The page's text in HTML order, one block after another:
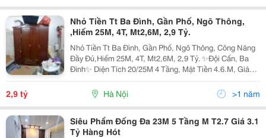
Nhỏ Tiền Tt Ba Đình, Gần Phố, Ngõ Thông,
,Hiếm 25M, 4T, Mt2,6M, 2,9 Tỷ.
Nhỏ Tiền Tt Ba Đình, Gần Phố, Ngõ Thông, Công Năng
Đầy Đủ,Hiếm 25M, 4T, Mt2,6M, 2,9 Tỷ. ✨Đội Cấn, Ba
Đình✨ Diện Tích 20/25M 4 Tầng, Mặt Tiền 4.6.M, Giá
2.9 Tỷ. + Khu Vực Ngay Đầu Phố Đội Cấn Rất Đẹp, Gần
Lăng Bác, Công Viên Bách Thảo, Chợ...
2,9 tỷ Hà Nội >1 năm
Siêu Phẩm Đống Đa 23M 5 Tầng M T2.7 Giá 3.1
Tỷ Hàng Hót